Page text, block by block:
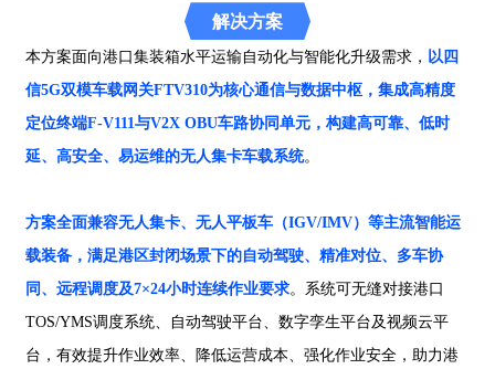
解决方案
本方案面向港口集装箱水平运输自动化与智能化升级需求， 以四
信5G双模车载网关FTV310为核心通信与数据中枢，集成高精度
定位终端F-V111与V2X OBU车路协同单元，构建高可靠、低时
延、高安全、易运维的无人集卡车载系统。
方案全面兼容无人集卡、无人平板车（IGV/IMV）等主流智能运
载装备，满足港区封闭场景下的自动驾驶、精准对位、多车协
同、远程调度及7×24小时连续作业要求。系统可无缝对接港口
TOS/YMS调度系统、自动驾驶平台、数字孪生平台及视频云平
台，有效提升作业效率、降低运营成本、强化作业安全，助力港